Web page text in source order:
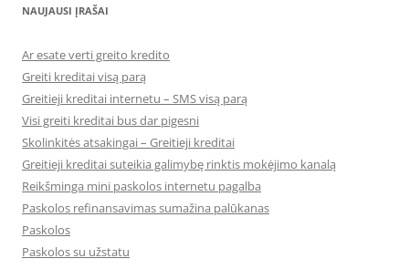
NAUJAUSI ĮRAŠAI
Ar esate verti greito kredito
Greiti kreditai visą parą
Greitieji kreditai internetu – SMS visą parą
Visi greiti kreditai bus dar pigesni
Skolinkitės atsakingai – Greitieji kreditai
Greitieji kreditai suteikia galimybę rinktis mokėjimo kanalą
Reikšminga mini paskolos internetu pagalba
Paskolos refinansavimas sumažina palūkanas
Paskolos
Paskolos su užstatu